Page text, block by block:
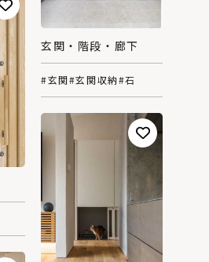
玄関・階段・廊下
#玄関#玄関収納#石